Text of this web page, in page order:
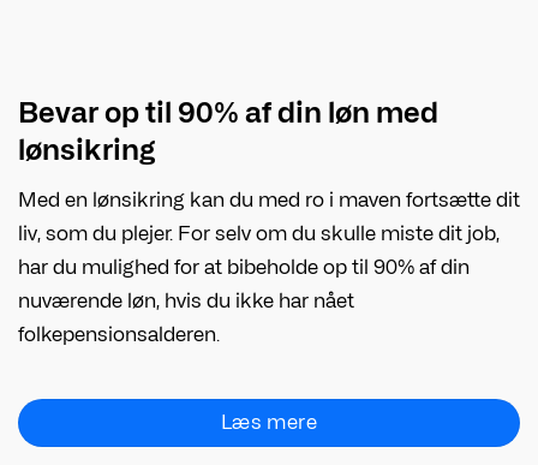
Bevar op til 90% af din løn med
lønsikring
Med en lønsikring kan du med ro i maven fortsætte dit
liv, som du plejer. For selv om du skulle miste dit job,
har du mulighed for at bibeholde op til 90% af din
nuværende løn, hvis du ikke har nået
folkepensionsalderen.
Læs mere